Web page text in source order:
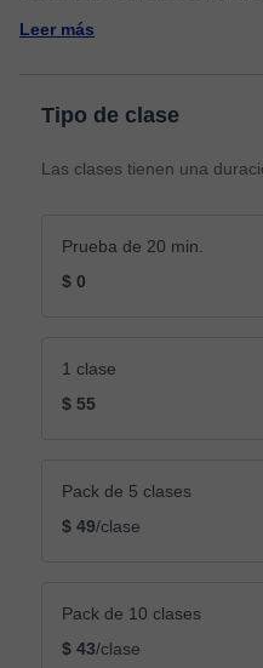
Leer más
Tipo de clase
Las clases tienen una
Prueba de 20 min.
$ 0
1 clase
$ 55
Pack de 5 clases
$ 49/clase
Pack de 10 clases
$ 43/clase